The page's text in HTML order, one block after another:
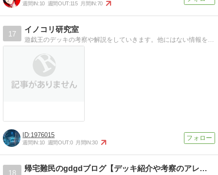
週間IN:10 週間OUT:115 月間IN:70
17
イノコリ研究室
1976015
週間IN:10 週間OUT:0 月間IN:30
18
帰宅難民のgdgdブログ【デッキ紹介や考察のアレコレ】